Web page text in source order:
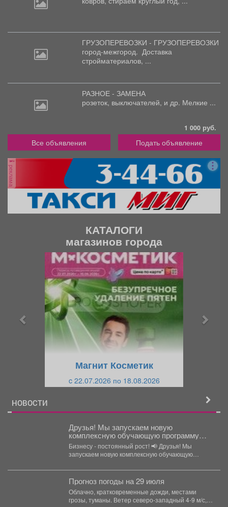
ГРУЗОПЕРЕВОЗКИ - ГРУЗОПЕРЕВОЗКИ
город-межгород. Доставка
стройматериалов, ...
РАЗНОЕ - ЗАМЕНА
розеток, выключателей, и др. Мелкие ...
1 000 руб.
Все объявления Подать объявление
реклама
КАТАЛОГИ
магазинов города
Магнит Косметик
c 22.07.2026 по 18.08.2026
НОВОСТИ
Друзья! Мы запускаем новую
комплексную обучающую программу
«Азбука бизнеса ПРО».
Бизнесу - постоянный рост! 📢 Друзья! Мы
запускаем новую комплексную обучающую
Прогноз погоды на 29 июля
Облачно, кратковременные дожди, местами
грозы, туманы. Ветер северо-западный 4-9 м/с,